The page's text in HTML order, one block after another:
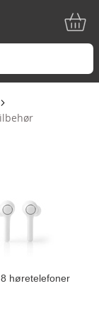
høretelefoner